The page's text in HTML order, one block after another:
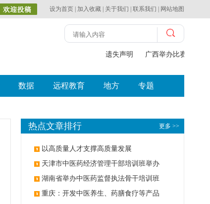
设为首页 加入收藏 关于我们 联系我们 网站地图
遗失声明 广西举办比赛探索
数据 远程教育 地方 专题
更多 >>
热点文章排行
以高质量人才支撑高质量发展
天津市中医药经济管理干部培训班举办
湖南省举办中医药监督执法骨干培训班
重庆：开发中医养生、药膳食疗等产品